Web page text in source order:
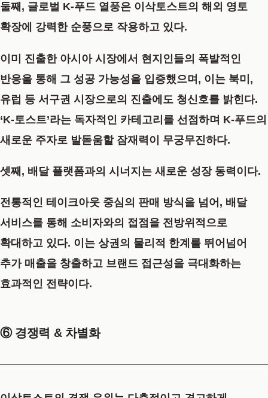
둘째, 글로벌 K-푸드 열풍은 이삭토스트의 해외 영토
확장에 강력한 순풍으로 작용하고 있다.
이미 진출한 아시아 시장에서 현지인들의 폭발적인
반응을 통해 그 성공 가능성을 입증했으며, 이는 북미,
유럽 등 서구권 시장으로의 진출에도 청신호를 밝힌다.
‘K-토스트’라는 독자적인 카테고리를 선점하며 K-푸드의
새로운 주자로 발돋움할 잠재력이 무궁무진하다.
셋째, 배달 플랫폼과의 시너지 는 새로운 성장 동력이다.
전통적인 테이크아웃 중심의 판매 방식을 넘어, 배달
서비스를 통해 소비자와의 접점을 전방위적으로
확대하고 있다. 이는 상권의 물리적 한계를 뛰어넘어
추가 매출을 창출하고 브랜드 접근성을 극대화하는
효과적인 전략이다.
⑥ 경쟁력 & 차별화